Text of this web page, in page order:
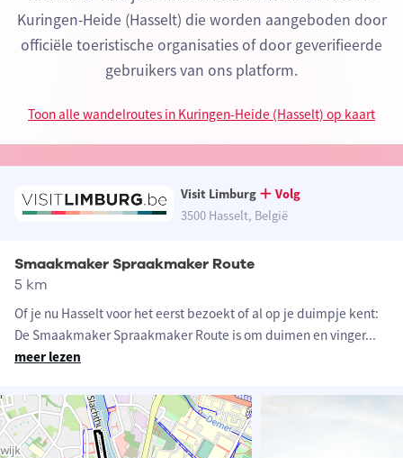
Kuringen-Heide (Hasselt) die worden aangeboden door
officiële toeristische organisaties of door geverifieerde
gebruikers van ons platform.
Toon alle wandelroutes in Kuringen-Heide (Hasselt) op kaart
Visit Limburg
Volg
3500 Hasselt, België
Smaakmaker Spraakmaker Route
5 km
Of je nu Hasselt voor het eerst bezoekt of al op je duimpje kent:
De Smaakmaker Spraakmaker Route is om duimen en vinger...
meer lezen